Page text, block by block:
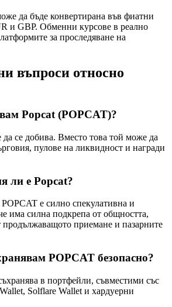
да бъде конвертирана във фиатни
и GBP. Обменни курсове в реално
за проследяване на
въпроси относно
Popcat (POPCAT)?
се добива. Вместо това той може да
пулове на ликвидност и награди
ли е Popcat?
е силно спекулативна и
има силна подкрепа от общността,
продължаващото приемане и пазарните
POPCAT безопасно?
в портфейли, съвместими със
Solflare Wallet и хардуерни